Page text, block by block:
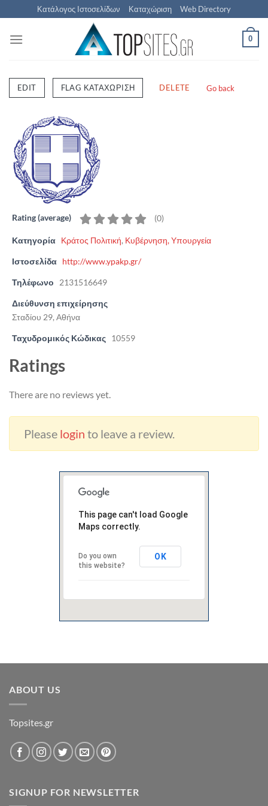
Μετάβαση
στο
περιεχόμενο
Κατάλογος Ιστοσελίδων Καταχώριση Web Directory
0
EDIT FLAG ΚΑΤΑΧΏΡΙΣΗ DELETE Go back
Rating (average) (0)
Κατηγορία Κράτος Πολιτική, Κυβέρνηση, Υπουργεία
Ιστοσελίδα http://www.ypakp.gr/
Τηλέφωνο 2131516649
Διεύθυνση επιχείρησης
Σταδίου 29, Αθήνα
Ταχυδρομικός Κώδικας 10559
Ratings
There are no reviews yet.
Please login to leave a review.
This page can't load Google
Maps correctly.
Do you own
this website?
OK
ABOUT US
Topsites.gr
SIGNUP FOR NEWSLETTER